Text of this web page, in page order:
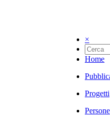
×
Home
Progetti
Persone